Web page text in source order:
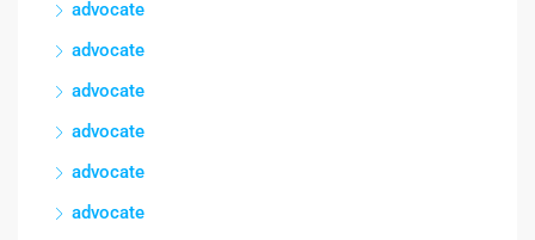
advocate
advocate
advocate
advocate
advocate
advocate